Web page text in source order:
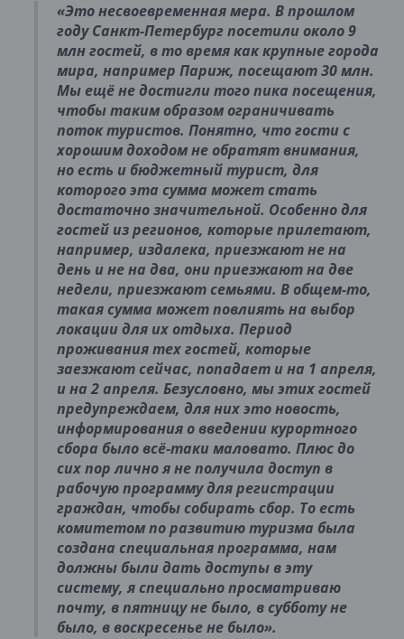
«Это несвоевременная мера. В прошлом
году Санкт-Петербург посетили около 9
млн гостей, в то время как крупные города
мира, например Париж, посещают 30 млн.
Мы ещё не достигли того пика посещения,
чтобы таким образом ограничивать
поток туристов. Понятно, что гости с
хорошим доходом не обратят внимания,
но есть и бюджетный турист, для
которого эта сумма может стать
достаточно значительной. Особенно для
гостей из регионов, которые прилетают,
например, издалека, приезжают не на
день и не на два, они приезжают на две
недели, приезжают семьями. В общем-то,
такая сумма может повлиять на выбор
локации для их отдыха. Период
проживания тех гостей, которые
заезжают сейчас, попадает и на 1 апреля,
и на 2 апреля. Безусловно, мы этих гостей
предупреждаем, для них это новость,
информирования о введении курортного
сбора было всё-таки маловато. Плюс до
сих пор лично я не получила доступ в
рабочую программу для регистрации
граждан, чтобы собирать сбор. То есть
комитетом по развитию туризма была
создана специальная программа, нам
должны были дать доступы в эту
систему, я специально просматриваю
почту, в пятницу не было, в субботу не
было, в воскресенье не было».